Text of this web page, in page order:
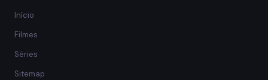
Início
Filmes
Séries
Sitemap